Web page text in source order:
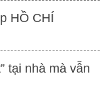
HỒ CHÍ
tại nhà mà vẫn